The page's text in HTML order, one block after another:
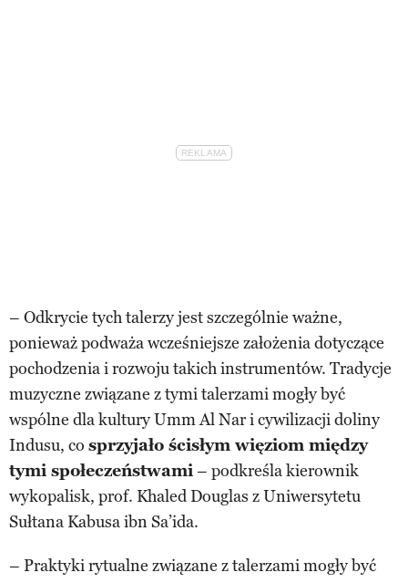
– Odkrycie tych talerzy jest szczególnie ważne,
ponieważ podważa wcześniejsze założenia dotyczące
pochodzenia i rozwoju takich instrumentów. Tradycje
muzyczne związane z tymi talerzami mogły być
wspólne dla kultury Umm Al Nar i cywilizacji doliny
Indusu, co sprzyjało ścisłym więziom między
tymi społeczeństwami– podkreśla kierownik
wykopalisk, prof. Khaled Douglas z Uniwersytetu
Sułtana Kabusa ibn Sa’ida.
– Praktyki rytualne związane z talerzami mogły być